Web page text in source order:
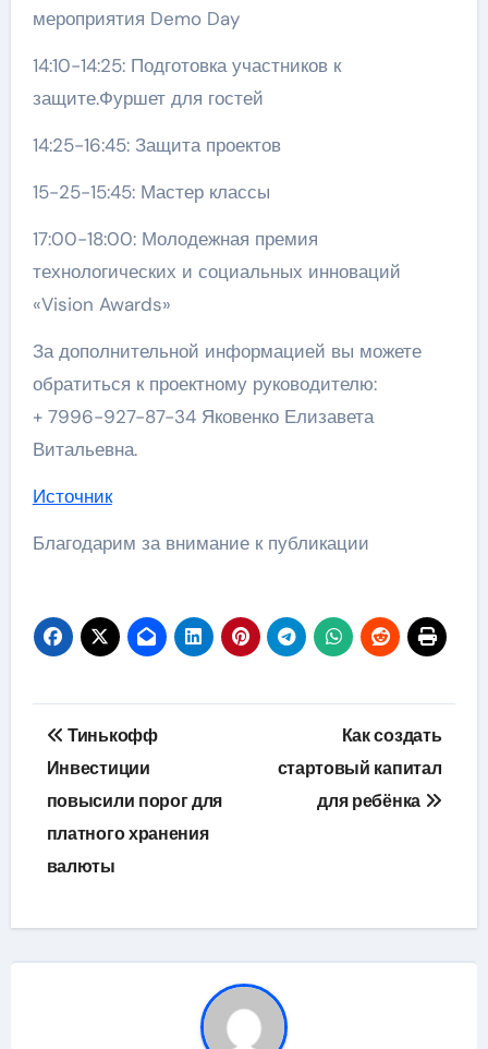
мероприятия Demo Day
14:10-14:25: Подготовка участников к
защите.Фуршет для гостей
14:25-16:45: Защита проектов
15-25-15:45: Мастер классы
17:00-18:00: Молодежная премия
технологических и социальных инноваций
«Vision Awards»
За дополнительной информацией вы можете
обратиться к проектному руководителю:
+ 7996-927-87-34 Яковенко Елизавета
Витальевна.
Источник
Благодарим за внимание к публикации
Навигация
по
записям
Тинькофф
Инвестиции
повысили порог для
платного хранения
валюты
Как создать
стартовый капитал
для ребёнка